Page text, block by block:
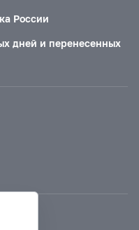
России
дней и перенесенных